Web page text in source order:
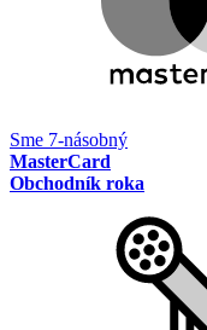
Sme 7-násobný
MasterCard
Obchodník roka